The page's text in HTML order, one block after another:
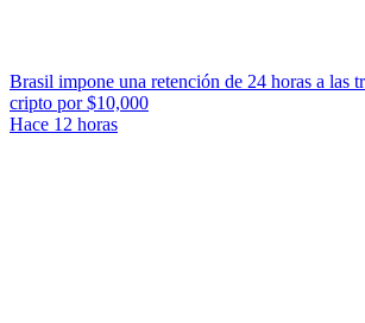
Brasil impone una retención de 24 horas a las
cripto por $10,000
Hace 12 horas